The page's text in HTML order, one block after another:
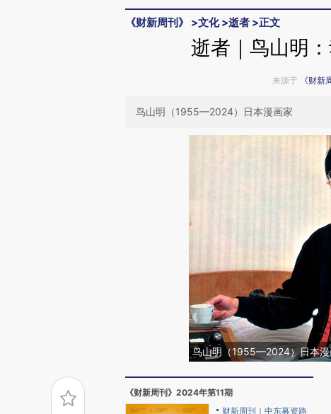
《财新周刊》 >文化>逝者 >正文
逝者｜鸟山明
来源于 《财新
鸟山明（1955—2024）日本漫画家
鸟山明（1955—2024）日本漫
《财新周刊》2024年第11期
财新周刊｜中东募资路